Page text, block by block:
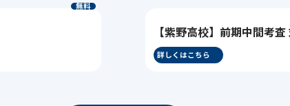
無料
【紫野高校】前期中間考
詳しくはこちら